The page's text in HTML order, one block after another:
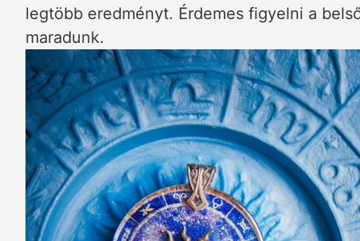
legtöbb eredményt. Érdemes figyelni a
maradunk.